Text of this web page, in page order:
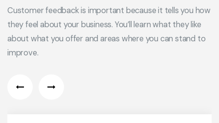
Customer feedback is important because it tells you how
they feel about your business. You’ll learn what they like
about what you offer and areas where you can stand to
improve.